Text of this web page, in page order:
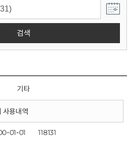
검색
기타
사용내역
01-01 118131